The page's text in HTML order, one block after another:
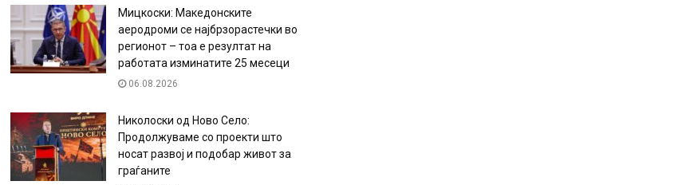
Мицкоски: Македонските
аеродроми се најбрзорастечки во
регионот – тоа е резултат на
работата изминатите 25 месеци
06.08.2026
Николоски од Ново Село:
Продолжуваме со проекти што
носат развој и подобар живот за
граѓаните